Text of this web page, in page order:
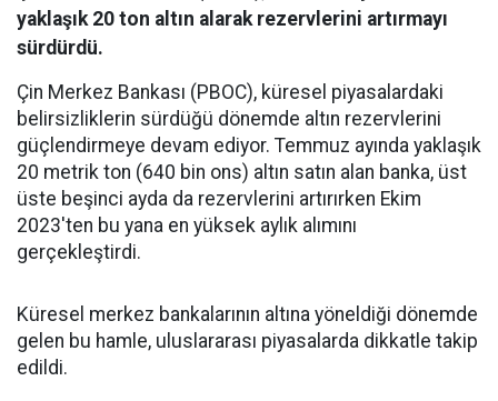
yaklaşık 20 ton altın alarak rezervlerini artırmayı
sürdürdü.
Çin Merkez Bankası (PBOC), küresel piyasalardaki
belirsizliklerin sürdüğü dönemde altın rezervlerini
güçlendirmeye devam ediyor. Temmuz ayında yaklaşık
20 metrik ton (640 bin ons) altın satın alan banka, üst
üste beşinci ayda da rezervlerini artırırken Ekim
2023'ten bu yana en yüksek aylık alımını
gerçekleştirdi.
Küresel merkez bankalarının altına yöneldiği dönemde
gelen bu hamle, uluslararası piyasalarda dikkatle takip
edildi.